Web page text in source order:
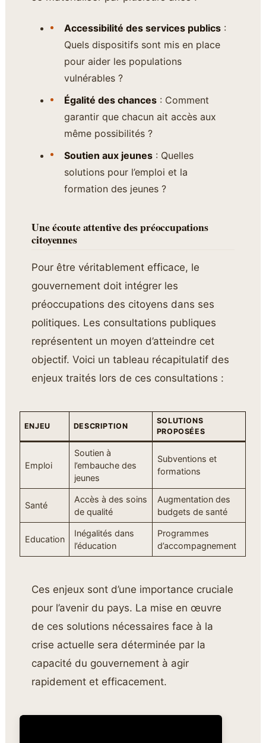
Accessibilité des services publics:
Quels dispositifs sont mis en place
pour aider les populations
vulnérables ?
Égalité des chances: Comment
garantir que chacun ait accès aux
même possibilités ?
Soutien aux jeunes: Quelles
solutions pour l’emploi et la
formation des jeunes ?
Une écoute attentive des préoccupations
citoyennes
Pour être véritablement efficace, le
gouvernement doit intégrer les
préoccupations des citoyens dans ses
politiques. Les consultations publiques
représentent un moyen d’atteindre cet
objectif. Voici un tableau récapitulatif des
enjeux traités lors de ces consultations :
ENJEU DESCRIPTION
SOLUTIONS
PROPOSÉES
Emploi
Soutien à
l’embauche des
jeunes
Subventions et
formations
Santé
Accès à des soins
de qualité
Augmentation des
budgets de santé
Education
Inégalités dans
l’éducation
Programmes
d’accompagnement
Ces enjeux sont d’une importance cruciale
pour l’avenir du pays. La mise en œuvre
de ces solutions nécessaires face à la
crise actuelle sera déterminée par la
capacité du gouvernement à agir
rapidement et efficacement.